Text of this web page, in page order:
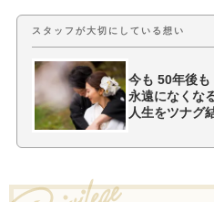
スタッフが大切にしている想い
今も 50年後も
永遠になくな
人生をツナグ